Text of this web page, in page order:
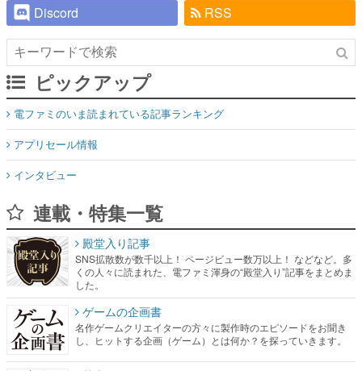
Discord
RSS
ピックアップ
電ファミのいま読まれている記事ランキング
アプリセール情報
インタビュー
連載・特集一覧
殿堂入り記事
SNS拡散数が数千以上！ ページビュー数万以上！ などなど。多
くの人々に読まれた、電ファミ渾身の“殿堂入り”記事をまとめま
した。
ゲームの企画書
名作ゲームクリエイターの方々に製作時のエピソードをお聞き
し、ヒットする企画（ゲーム）とは何か？を探っていきます。